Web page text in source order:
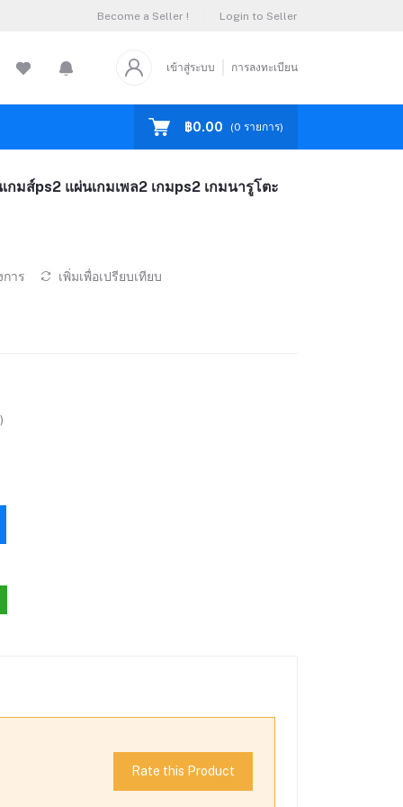
Become a Seller ! Login to Seller
เข้าสู่ระบบ การลงทะเบียน
฿0.00 (0 รายการ)
มส์ps2 แผ่นเกมเพล2 เกมps2 เกมนารูโตะ
การ เพิ่มเพื่อเปรียบเทียบ
Rate this Product